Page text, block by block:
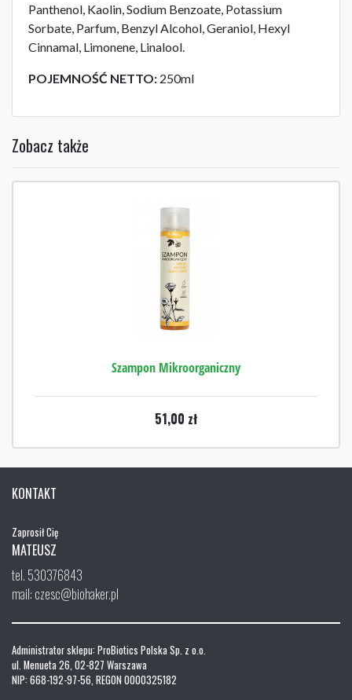
Panthenol, Kaolin, Sodium Benzoate, Potassium
Sorbate, Parfum, Benzyl Alcohol, Geraniol, Hexyl
Cinnamal, Limonene, Linalool.
POJEMNOŚĆ NETTO: 250ml
Zobacz także
Szampon Mikroorganiczny
51,00 zł
KONTAKT
Zaprosił Cię
MATEUSZ
tel. 530376843
mail: czesc@biohaker.pl
Administrator sklepu: ProBiotics Polska Sp. z o.o.
ul. Menueta 26, 02-827 Warszawa
NIP: 668-192-97-56, REGON 0000325182